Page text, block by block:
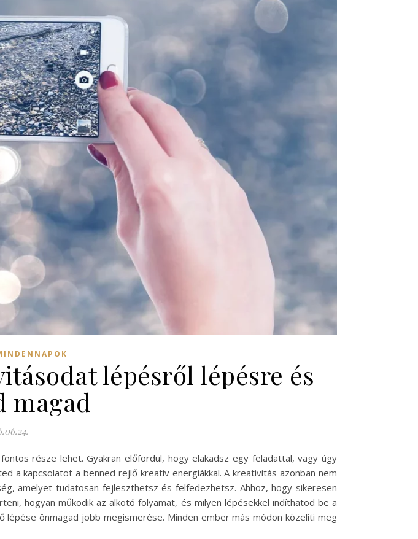
lépésről lépésre és
magad
része lehet. Gyakran előfordul, hogy elakadsz egy feladattal, vagy úgy
a kapcsolatot a benned rejlő kreatív energiákkal. A kreativitás azonban nem
amelyet tudatosan fejleszthetsz és felfedezhetsz. Ahhoz, hogy sikeresen
hogyan működik az alkotó folyamat, és milyen lépésekkel indíthatod be a
önmagad jobb megismerése. Minden ember más módon közelíti meg